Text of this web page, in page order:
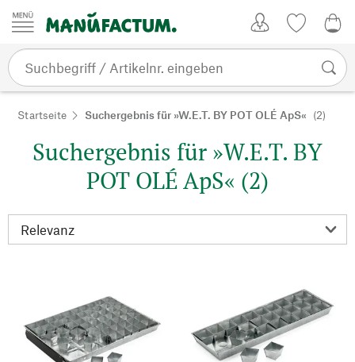
Zum Inhalt springen
Startseite Suchergebnis für »W.E.T. BY POT OLÉ ApS« (2)
Suchergebnis für »W.E.T. BY
POT OLÉ ApS« (2)